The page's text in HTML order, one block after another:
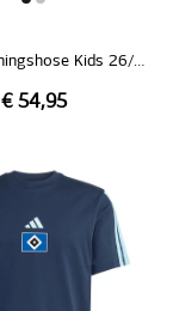
adidas Trainingshose Kids 26/27
€ 54,95